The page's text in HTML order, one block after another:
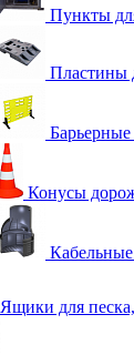
Пункты
Пластины
Конусы
Ящики для